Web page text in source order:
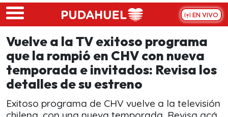
Skip to main content
EN VIVO
Vuelve a la TV exitoso programa
que la rompió en CHV con nueva
temporada e invitados: Revisa los
detalles de su estreno
Exitoso programa de CHV vuelve a la televisión